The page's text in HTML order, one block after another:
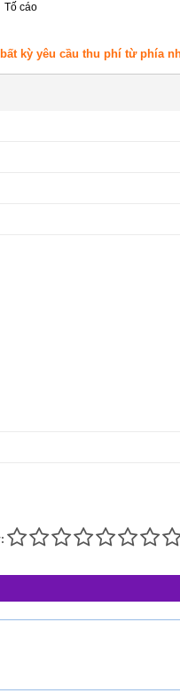
Tố cáo
kỳ yêu cầu thu phí từ phía